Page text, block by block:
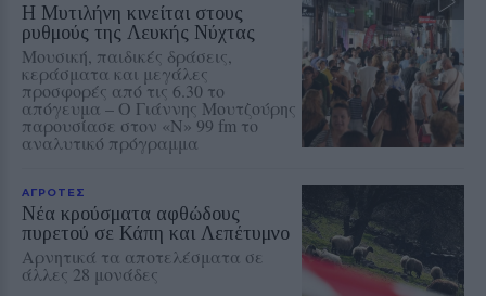
Η Μυτιλήνη κινείται στους
ρυθμούς της Λευκής Νύχτας
Μουσική, παιδικές δράσεις,
κεράσματα και μεγάλες
προσφορές από τις 6.30 το
απόγευμα – Ο Γιάννης Μουτζούρης
παρουσίασε στον «Ν» 99 fm το
αναλυτικό πρόγραμμα
ΑΓΡΟΤΕΣ
Νέα κρούσματα αφθώδους
πυρετού σε Κάπη και Λεπέτυμνο
Αρνητικά τα αποτελέσματα σε
άλλες 28 μονάδες